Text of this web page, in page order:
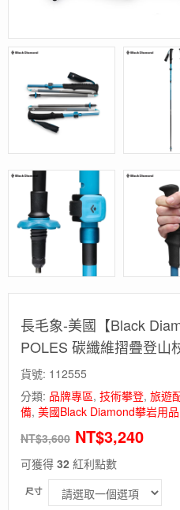
長毛象-美國【Black
POLES 碳纖維摺疊登山
貨號: 112555
分類: 品牌專區, 技術攀登, 旅遊
備, 美國Black Diamond攀岩用品
NT$3,600 NT$3,240
可獲得 32 紅利點數
尺寸